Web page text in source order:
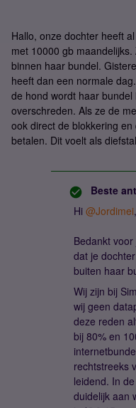
Hallo, onze dochter heeft
met 10000 gb
binnen haar bundel.
heeft dan een normale
de hond wordt haar
overschreden. Als ze de
ook direct de blokkering
betalen. Dit voelt als
Beste
Hi @Jordimei,
Bedankt
dat je
buiten haar
Wij zijn bij
wij geen
deze reden
bij 80% en
rechtstreeks
leidend. In
duidelijk aan